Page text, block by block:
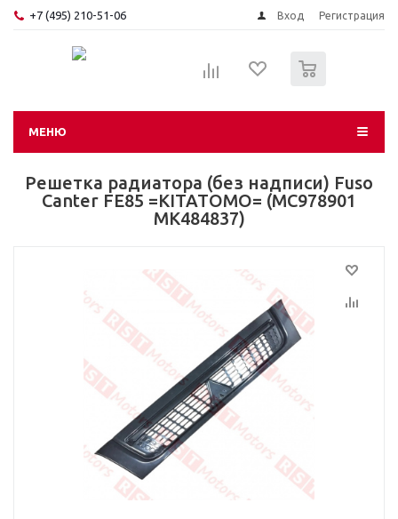
+7 (495) 210-51-06 Вход Регистрация
МЕНЮ
Решетка радиатора (без надписи) Fuso
Canter FE85 =KITATOMO= (MC978901
MK484837)